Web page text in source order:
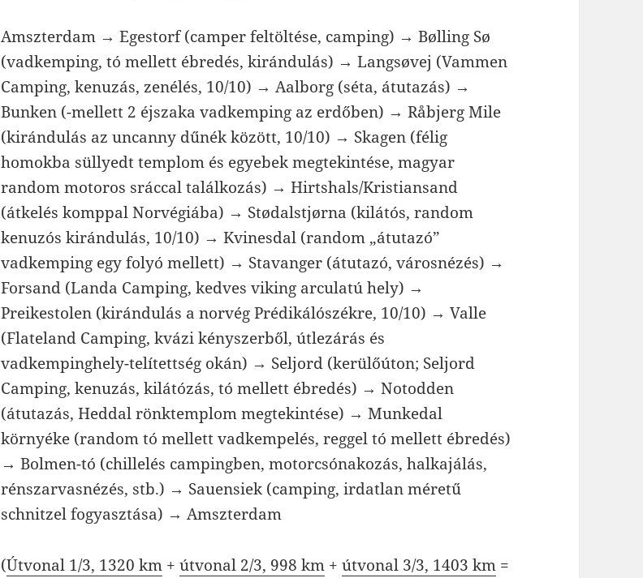
Amszterdam → Egestorf (camper feltöltése, camping) → Bølling Sø
(vadkemping, tó mellett ébredés, kirándulás) → Langsøvej (Vammen
Camping, kenuzás, zenélés, 10/10) → Aalborg (séta, átutazás) →
Bunken (-mellett 2 éjszaka vadkemping az erdőben) → Råbjerg Mile
(kirándulás az uncanny dűnék között, 10/10) → Skagen (félig
homokba süllyedt templom és egyebek megtekintése, magyar
random motoros sráccal találkozás) → Hirtshals/Kristiansand
(átkelés komppal Norvégiába) → Stødalstjørna (kilátós, random
kenuzós kirándulás, 10/10) → Kvinesdal (random „átutazó”
vadkemping egy folyó mellett) → Stavanger (átutazó, városnézés) →
Forsand (Landa Camping, kedves viking arculatú hely) →
Preikestolen (kirándulás a norvég Prédikálószékre, 10/10) → Valle
(Flateland Camping, kvázi kényszerből, útlezárás és
vadkempinghely-telítettség okán) → Seljord (kerülőúton; Seljord
Camping, kenuzás, kilátózás, tó mellett ébredés) → Notodden
(átutazás, Heddal rönktemplom megtekintése) → Munkedal
környéke (random tó mellett vadkempelés, reggel tó mellett ébredés)
→ Bolmen-tó (chillelés campingben, motorcsónakozás, halkajálás,
rénszarvasnézés, stb.) → Sauensiek (camping, irdatlan méretű
schnitzel fogyasztása) → Amszterdam
(Útvonal 1/3, 1320 km +útvonal 2/3, 998 km +útvonal 3/3, 1403 km =